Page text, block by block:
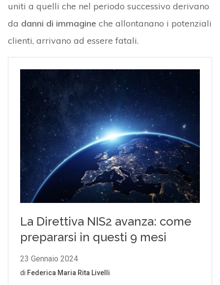
uniti a quelli che nel periodo successivo derivano
da danni di immagine che allontanano i potenziali
clienti, arrivano ad essere fatali.